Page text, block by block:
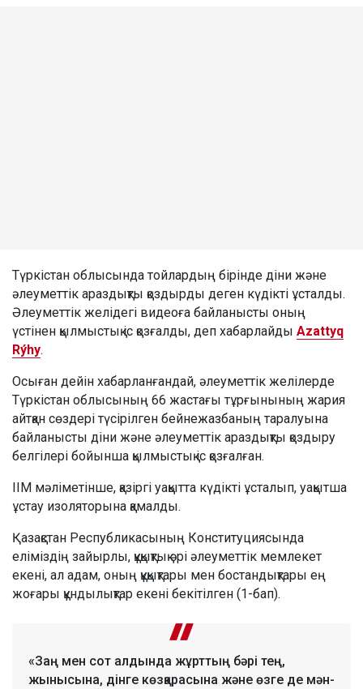
Түркістан облысында тойлардың бірінде діни және
әлеуметтік араздықты қоздырды деген күдікті ұсталды.
Әлеуметтік желідегі видеоға байланысты оның
үстінен қылмыстық іс қозғалды, деп хабарлайды Azattyq
Rýhy.
Осыған дейін хабарланғандай, әлеуметтік желілерде
Түркістан облысының 66 жастағы тұрғынының жария
айтқан сөздері түсірілген бейнежазбаның таралуына
байланысты діни және әлеуметтік араздықты қоздыру
белгілері бойынша қылмыстық іс қозғалған.
ІІМ мәліметінше, қазіргі уақытта күдікті ұсталып, уақытша
ұстау изоляторына қамалды.
Қазақстан Республикасының Конституциясында
еліміздің зайырлы, құқықтық әрі әлеуметтік мемлекет
екені, ал адам, оның құқықтары мен бостандықтары ең
жоғары құндылықтар екені бекітілген (1-бап).
«Заң мен сот алдында жұрттың бәрі тең,
жынысына, дінге көзқарасына және өзге де мән-